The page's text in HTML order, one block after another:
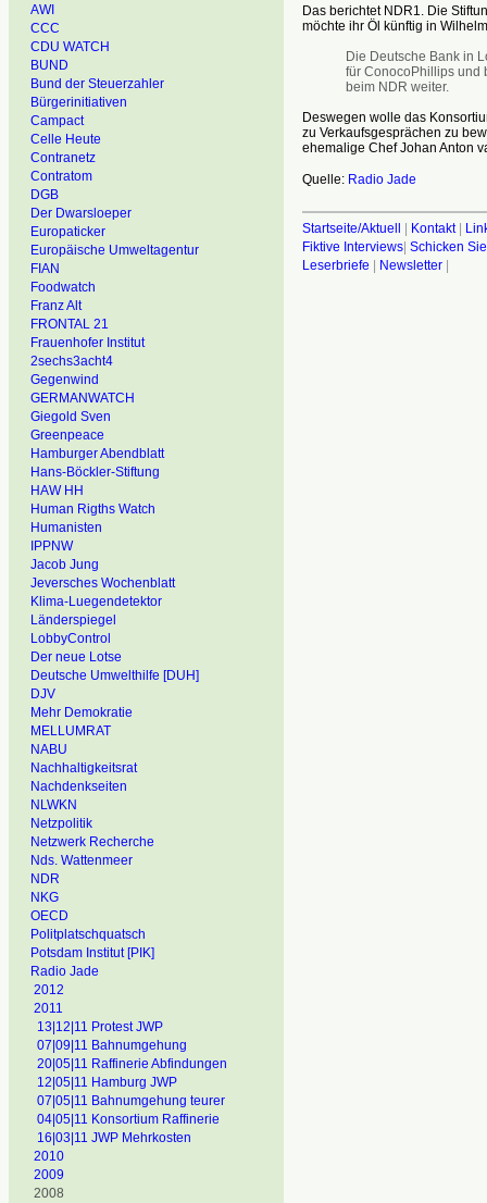
AWI
CCC
CDU WATCH
BUND
Bund der Steuerzahler
Bürgerinitiativen
Campact
Celle Heute
Contranetz
Contratom
DGB
Der Dwarsloeper
Europaticker
Europäische Umweltagentur
FIAN
Foodwatch
Franz Alt
FRONTAL 21
Frauenhofer Institut
2sechs3acht4
Gegenwind
GERMANWATCH
Giegold Sven
Greenpeace
Hamburger Abendblatt
Hans-Böckler-Stiftung
HAW HH
Human Rigths Watch
Humanisten
IPPNW
Jacob Jung
Jeversches Wochenblatt
Klima-Luegendetektor
Länderspiegel
LobbyControl
Der neue Lotse
Deutsche Umwelthilfe [DUH]
DJV
Mehr Demokratie
MELLUMRAT
NABU
Nachhaltigkeitsrat
Nachdenkseiten
NLWKN
Netzpolitik
Netzwerk Recherche
Nds. Wattenmeer
NDR
NKG
OECD
Politplatschquatsch
Potsdam Institut [PIK]
Radio Jade
2012
2011
13|12|11 Protest JWP
07|09|11 Bahnumgehung
20|05|11 Raffinerie Abfindungen
12|05|11 Hamburg JWP
07|05|11 Bahnumgehung teurer
04|05|11 Konsortium Raffinerie
16|03|11 JWP Mehrkosten
2010
2009
2008
Das berichtet NDR1. Die
möchte ihr Öl künftig in
Die Deutsche Bank in
für ConocoPhillips und
beim NDR weiter.
Deswegen wolle das
zu Verkaufsgesprächen zu
ehemalige Chef Johan Anton
Quelle: Radio Jade
Startseite/Aktuell | Kontakt|
Fiktive Interviews| Schicken
Leserbriefe | Newsletter|